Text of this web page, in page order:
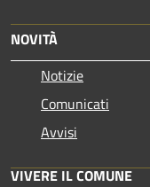
NOVITÀ
Notizie
Comunicati
Avvisi
VIVERE IL COMUNE